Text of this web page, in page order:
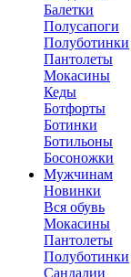
Балетки
Полусапоги
Полуботинки
Пантолеты
Мокасины
Кеды
Ботфорты
Ботинки
Ботильоны
Босоножки
Мужчинам
Новинки
Вся обувь
Мокасины
Пантолеты
Полуботинки
Сандалии